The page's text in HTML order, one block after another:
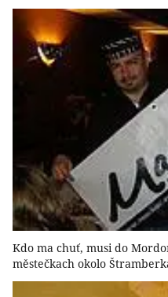
Kdo ma chuť, musi do
městečkach okolo